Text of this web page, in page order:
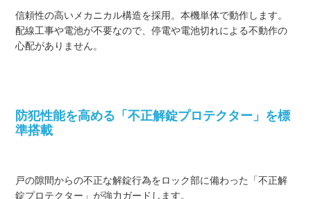
信頼性の高いメカニカル構造を採用。本機単体で動作します。
配線工事や電池が不要なので、停電や電池切れによる不動作の
心配がありません。
防犯性能を高める「不正解錠プロテクター」を標
準搭載
戸の隙間からの不正な解錠行為をロック部に備わった「不正解
錠プロテクター」が強力ガードします。